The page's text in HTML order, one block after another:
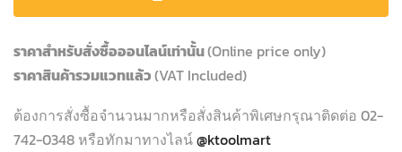
ราคาสำหรับสั่งซื้อออนไลน์เท่านั้น(Online price only)
ราคาสินค้ารวมแวทแล้ว(VAT Included)
ต้องการสั่งซื้อจำนวนมากหรือสั่งสินค้าพิเศษกรุณาติดต่อ 02-
742-0348 หรือทักมาทางไลน์@ktoolmart